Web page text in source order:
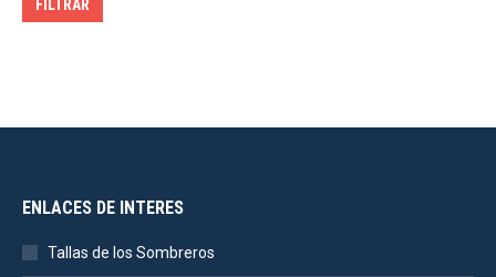
FILTRAR
ENLACES DE INTERES
Tallas de los Sombreros